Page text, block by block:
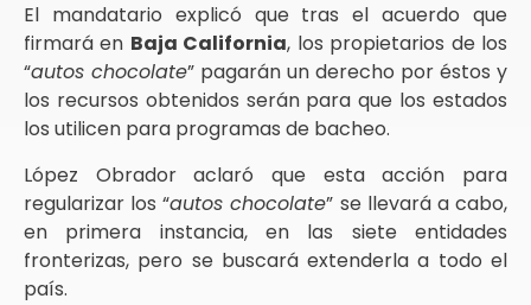
El mandatario explicó que tras el acuerdo que
firmará en Baja California, los propietarios de los
“autos chocolate” pagarán un derecho por éstos y
los recursos obtenidos serán para que los estados
los utilicen para programas de bacheo.
López Obrador aclaró que esta acción para
regularizar los “autos chocolate” se llevará a cabo,
en primera instancia, en las siete entidades
fronterizas, pero se buscará extenderla a todo el
país.